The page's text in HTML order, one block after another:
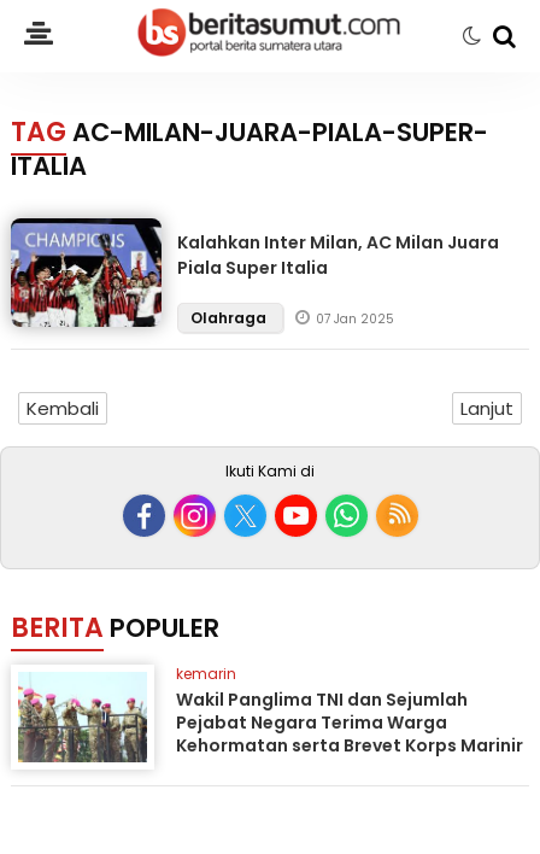
TAG AC-MILAN-JUARA-PIALA-SUPER-
ITALIA
Kalahkan Inter Milan, AC Milan Juara
Piala Super Italia
Olahraga 07 Jan 2025
Kembali Lanjut
Ikuti Kami di
BERITA POPULER
kemarin
Wakil Panglima TNI dan Sejumlah
Pejabat Negara Terima Warga
Kehormatan serta Brevet Korps Marinir